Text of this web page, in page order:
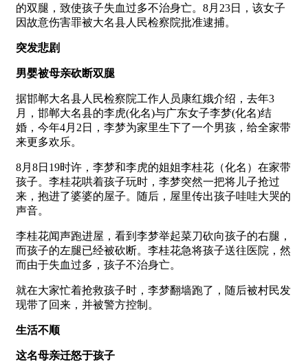
的双腿，致使孩子失血过多不治身亡。8月23日，该女子
因故意伤害罪被大名县人民检察院批准逮捕。
突发悲剧
男婴被母亲砍断双腿
据邯郸大名县人民检察院工作人员康红娥介绍，去年3
月，邯郸大名县的李虎(化名)与广东女子李梦(化名)结
婚，今年4月2日，李梦为家里生下了一个男孩，给全家带
来更多欢乐。
8月8日19时许，李梦和李虎的姐姐李桂花（化名）在家带
孩子。李桂花哄着孩子玩时，李梦突然一把将儿子抢过
来，抱进了婆婆的屋子。随后，屋里传出孩子哇哇大哭的
声音。
李桂花闻声跑进屋，看到李梦举起菜刀砍向孩子的右腿，
而孩子的左腿已经被砍断。李桂花急将孩子送往医院，然
而由于失血过多，孩子不治身亡。
就在大家忙着抢救孩子时，李梦翻墙跑了，随后被村民发
现带了回来，并被警方控制。
生活不顺
这名母亲迁怒于孩子